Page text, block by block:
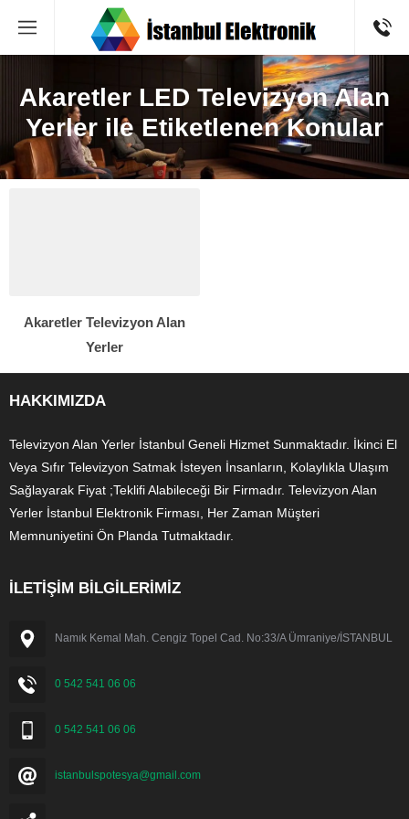
Akaretler LED Televizyon Alan
Yerler ile Etiketlenen Konular
Akaretler Televizyon Alan
Yerler
HAKKIMIZDA
Televizyon Alan Yerler İstanbul Geneli Hizmet Sunmaktadır. İkinci El
Veya Sıfır Televizyon Satmak İsteyen İnsanların, Kolaylıkla Ulaşım
Sağlayarak Fiyat ;Teklifi Alabileceği Bir Firmadır. Televizyon Alan
Yerler İstanbul Elektronik Firması, Her Zaman Müşteri
Memnuniyetini Ön Planda Tutmaktadır.
İLETİŞİM BİLGİLERİMİZ
Namık Kemal Mah. Cengiz Topel Cad. No:33/A Ümraniye/İSTANBUL
0 542 541 06 06
0 542 541 06 06
istanbulspotesya@gmail.com